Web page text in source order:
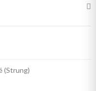
(Strung)